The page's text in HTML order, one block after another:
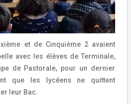
et de Cinquième 2 avaient
avec les élèves de Terminale,
de Pastorale, pour un dernier
que les lycéens ne quittent
leur Bac.